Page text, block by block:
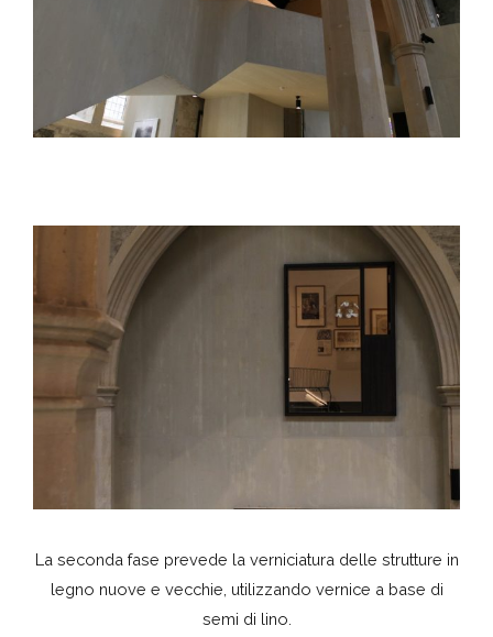
La seconda fase prevede la verniciatura delle strutture in
legno nuove e vecchie, utilizzando vernice a base di
semi di lino.